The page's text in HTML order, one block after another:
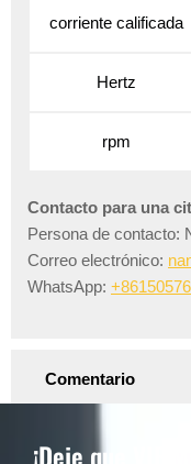
corriente calificada
Hertz
rpm
Contacto para una
Persona de contacto:
Correo electrónico:
WhatsApp:
Comentario
¡Deje que VIE